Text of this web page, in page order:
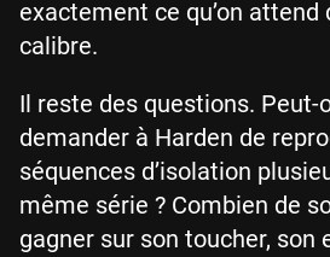
exactement ce qu’on attend
calibre.
Il reste des questions. Peut-
demander à Harden de
séquences d’isolation
même série ? Combien de
gagner sur son toucher, son